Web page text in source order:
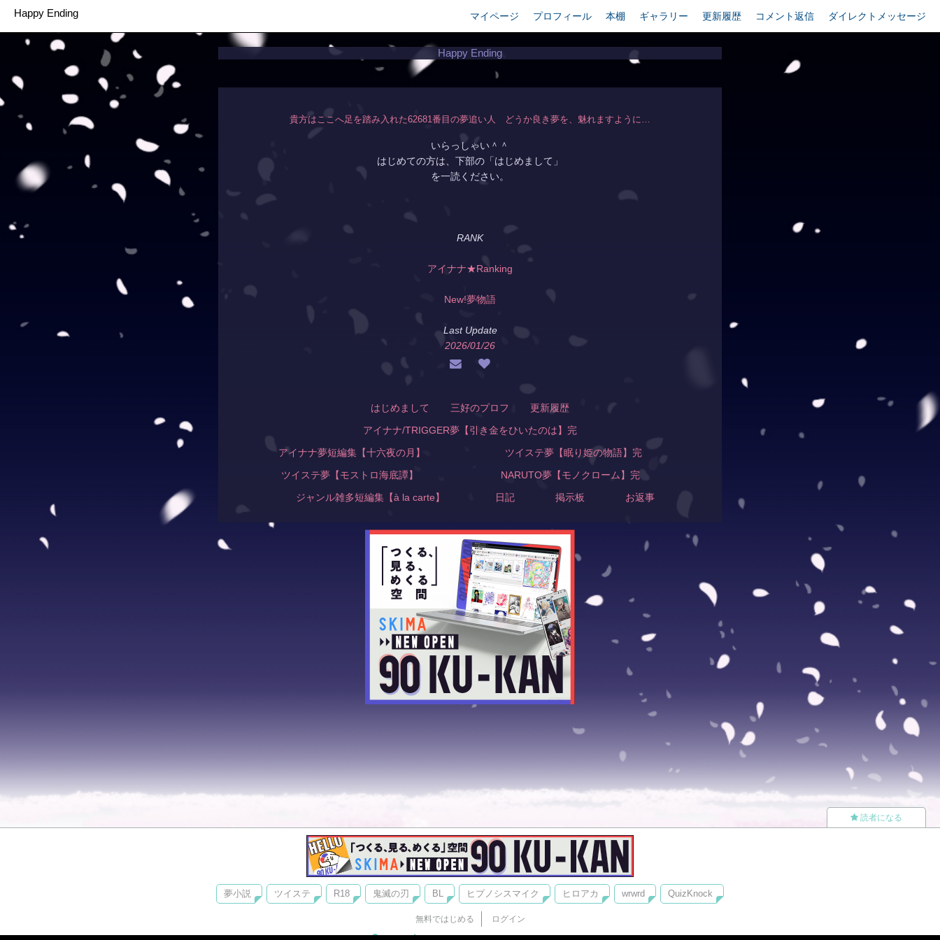
Happy Ending マイページ プロフィール 本棚 ギャラリー 更新履歴 コメント返信 ダイレクトメッセージ
Happy Ending
貴方はここへ足を踏み入れた62681番目の夢追い人 どうか良き夢を、魅れますように…
いらっしゃい＾＾
はじめての方は、下部の「はじめまして」
を一読ください。
RANK
アイナナ★Ranking
New!夢物語
Last Update
2026/01/26
はじめまして 三好のプロフ
更新履歴
アイナナ/TRIGGER夢【引き金をひいたのは】完
アイナナ夢短編集【十六夜の月】
ツイステ夢【眠り姫の物語】完
ツイステ夢【モストロ海底譚】
NARUTO夢【モノクローム】完
ジャンル雑多短編集【à la carte】
日記 掲示板 お返事
夢小説 ツイステ R18 鬼滅の刃 BL ヒプノシスマイク ヒロアカ wrwrd QuizKnock
無料ではじめる ログイン
読者になる